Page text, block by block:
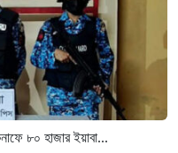
৮০ হাজার ইয়াবা...